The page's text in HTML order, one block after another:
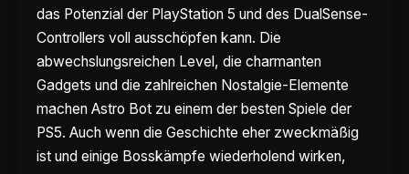
das Potenzial der PlayStation 5 und des DualSense-
Controllers voll ausschöpfen kann. Die
abwechslungsreichen Level, die charmanten
Gadgets und die zahlreichen Nostalgie-Elemente
machen Astro Bot zu einem der besten Spiele der
PS5. Auch wenn die Geschichte eher zweckmäßig
ist und einige Bosskämpfe wiederholend wirken,